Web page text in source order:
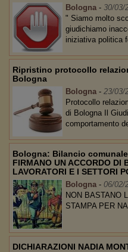
Bologna - 30/03/
" Siamo molto
giudichiamo
iniziativa politica
Ripristino protocollo
Bologna
Bologna - 23/03/
Protocollo
di Bologna Il
comportamento
Bologna: Bilancio comunale
FIRMANO UN ACCORDO DI
LAVORATORI E I SETTORI
Bologna - 06/02/
NON BASTANO
STAMPA PER
DICHIARAZIONI NADIA